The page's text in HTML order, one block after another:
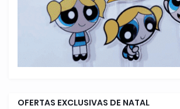
OFERTAS EXCLUSIVAS DE NATAL